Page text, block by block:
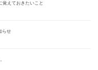
覚えておきたいこと
らせ